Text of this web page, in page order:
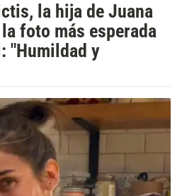
la hija de Juana
foto más esperada
"Humildad y